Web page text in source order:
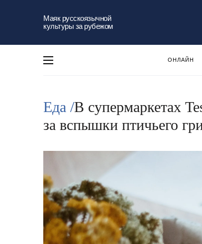
Маяк русскоязычной
культуры за рубежом
ОНЛАЙН
Еда /В супермаркетах
за вспышки птичьего